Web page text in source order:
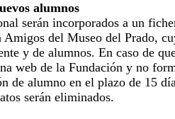
alumnos
serán incorporados a un
del Museo del Prado,
y de alumnos. En caso de
web de la Fundación y no
de alumno en el plazo de 15
serán eliminados.